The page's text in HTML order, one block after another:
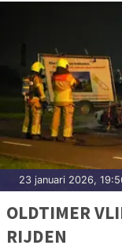
23 januari 2026,
OLDTIMER
RIJDEN